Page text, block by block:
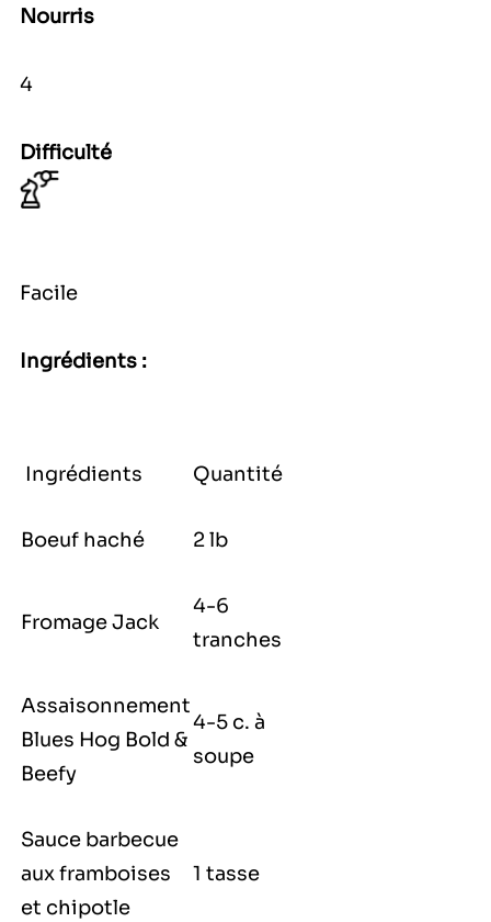
Nourris
4
Difficulté
Facile
Ingrédients :
Ingrédients Quantité
Boeuf haché 2 lb
Fromage Jack
4-6
tranches
Assaisonnement
Blues Hog Bold &
Beefy
4-5 c. à
soupe
Sauce barbecue
aux framboises
et chipotle
1 tasse